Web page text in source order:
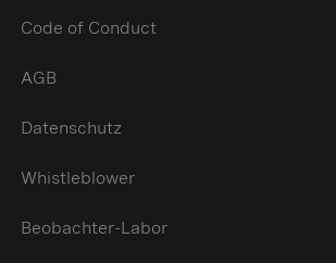
Code of Conduct
AGB
Datenschutz
Whistleblower
Beobachter-Labor